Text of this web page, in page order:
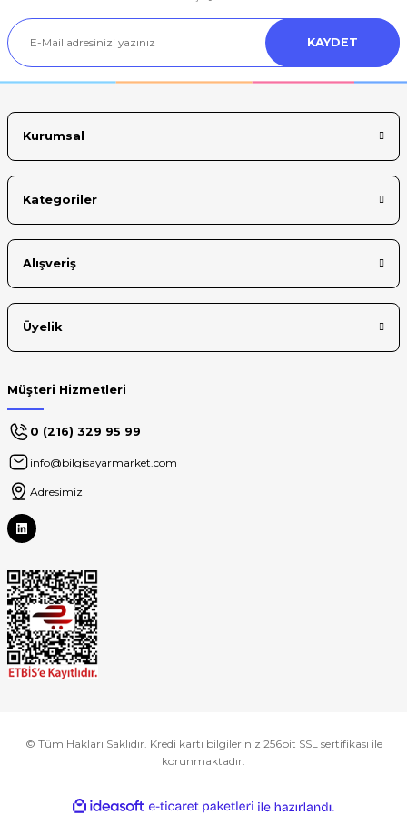
Ürün açıklamasında eksik bilgiler bulunuyor.
Ürün bilgilerinde hatalar bulunuyor.
KAYDET
Kurumsal
Kategoriler
Alışveriş
Üyelik
Müşteri Hizmetleri
0 (216) 329 95 99
info@bilgisayarmarket.com
Adresimiz
© Tüm Hakları Saklıdır. Kredi kartı bilgileriniz 256bit SSL sertifikası ile
korunmaktadır.
ideasoft e-